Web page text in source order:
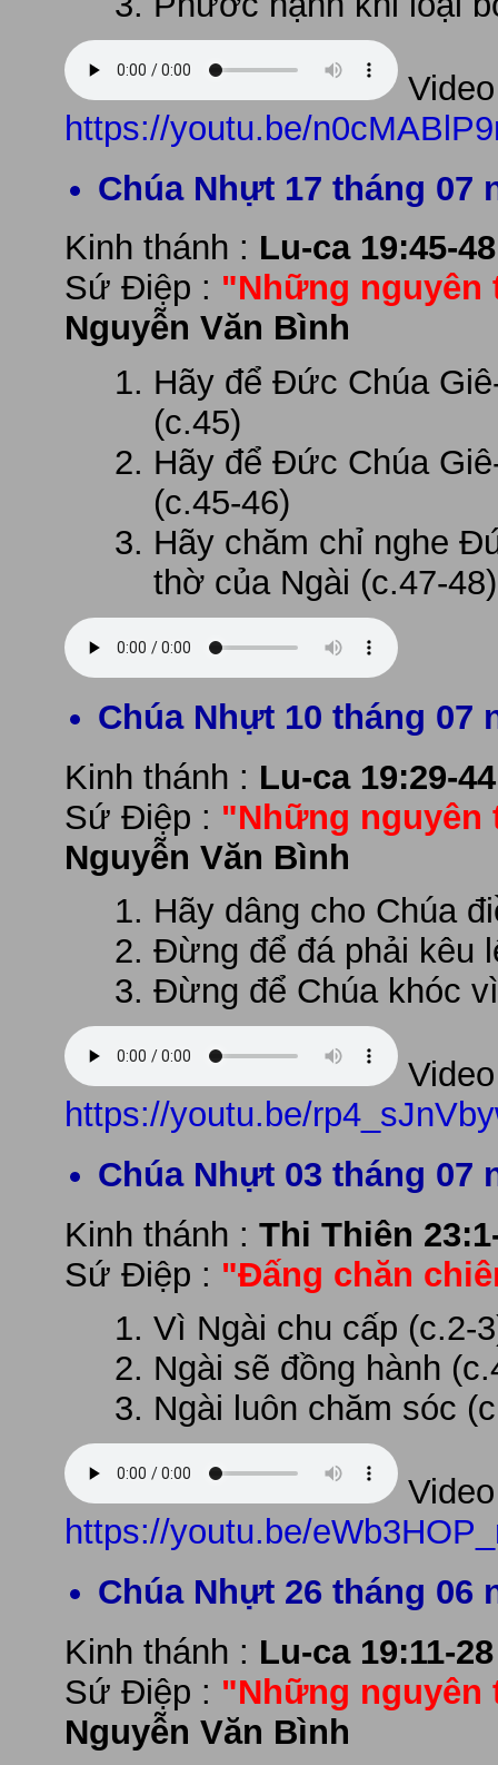
Video
https://youtu.be/
Chúa Nhựt 17 tháng 07
Kinh thánh : Lu-ca 19:45-48
Sứ Điệp : "Những nguyên
Nguyễn Văn Bình
Hãy để Đức Chúa
(c.45)
Hãy để Đức Chúa
(c.45-46)
Hãy chăm chỉ nghe
thờ của Ngài (c.47-48)
Chúa Nhựt 10 tháng 07
Kinh thánh : Lu-ca 19:29-44
Sứ Điệp : "Những nguyên
Nguyễn Văn Bình
Hãy dâng cho Chúa
Đừng để đá phải kêu
Đừng để Chúa khóc
Video
https://youtu.be/
Chúa Nhựt 03 tháng 07
Kinh thánh : Thi Thiên
Sứ Điệp : "Đấng chăn
Vì Ngài chu cấp (c.2-
Ngài sẽ đồng hành
Ngài luôn chăm sóc
Video
https://youtu.be/
Chúa Nhựt 26 tháng 06
Kinh thánh : Lu-ca 19:11-28
Sứ Điệp : "Những nguyên
Nguyễn Văn Bình